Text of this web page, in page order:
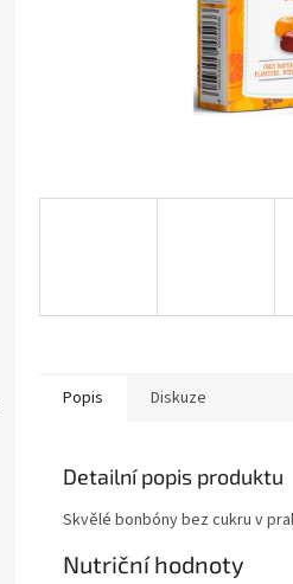
Popis Diskuze
Detailní popis produktu
Skvělé bonbóny bez cukru v
Nutriční hodnoty